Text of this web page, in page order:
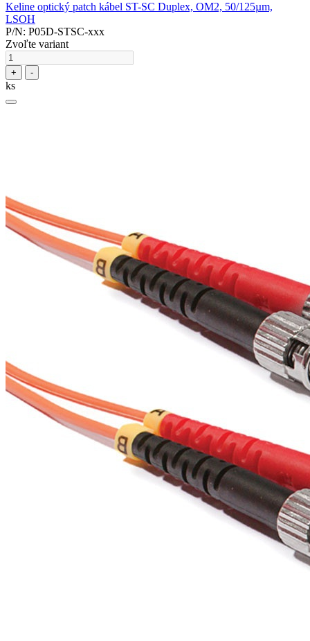
Keline optický patch kábel ST-SC Duplex, OM2, 50/125µm,
LSOH
P/N: P05D-STSC-xxx
Zvoľte variant
+ -
ks